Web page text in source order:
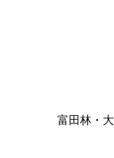
富田林・